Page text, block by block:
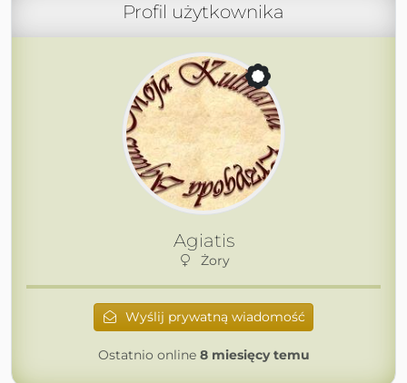
Profil użytkownika
Agiatis
Żory
Wyślij prywatną wiadomość
Ostatnio online 8 miesięcy temu